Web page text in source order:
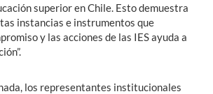
superior en Chile. Esto demuestra
instancias e instrumentos que
y las acciones de las IES ayuda a
los representantes institucionales